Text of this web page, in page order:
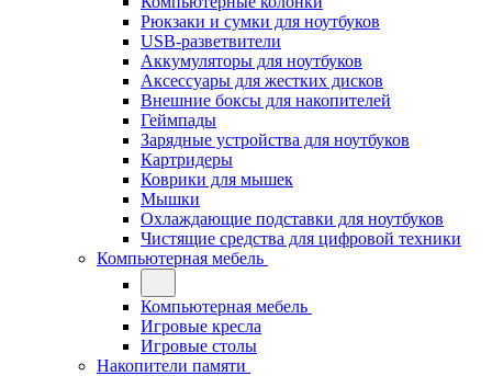
Рюкзаки и сумки для ноутбуков
USB-разветвители
Аккумуляторы для ноутбуков
Аксессуары для жестких дисков
Внешние боксы для накопителей
Геймпады
Зарядные устройства для ноутбуков
Картридеры
Коврики для мышек
Мышки
Охлаждающие подставки для ноутбуков
Чистящие средства для цифровой техники
Компьютерная мебель
Компьютерная мебель
Игровые кресла
Игровые столы
Накопители памяти